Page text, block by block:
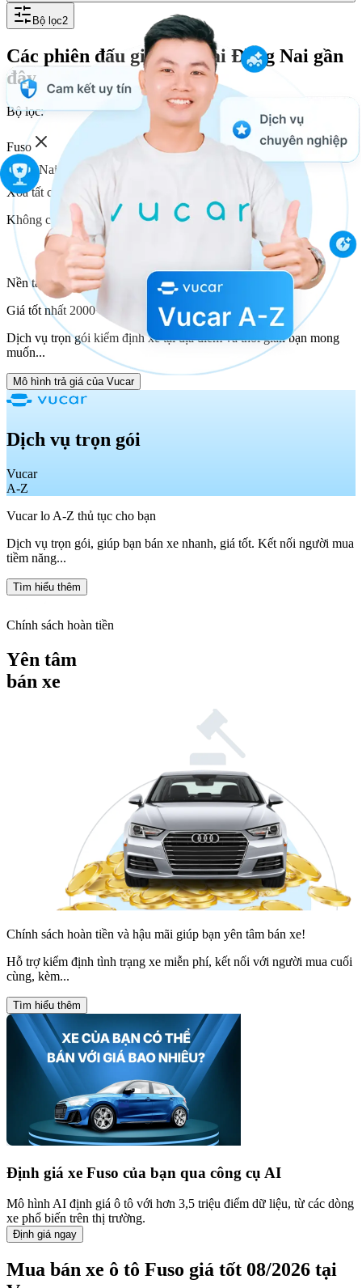
Bộ lọc2
Các phiên đấu giá Fuso tại Đồng Nai gần
đây
Bộ lọc:
Fuso
Đồng Nai
Xóa tất cả
Không có xe bạn đang tìm kiếm.
Nền tảng kết nối bán xe 2000+ người mua của Vucar
Giá tốt nhất 2000+ người mua cạnh tranh trả giá
Dịch vụ trọn gói kiểm định xe tại địa điểm và thời gian bạn mong
muốn...
Mô hình trả giá của Vucar
Dịch vụ trọn gói
Vucar
A-Z
Vucar lo A-Z thủ tục cho bạn
Dịch vụ trọn gói, giúp bạn bán xe nhanh, giá tốt. Kết nối người mua
tiềm năng...
Tìm hiểu thêm
Chính sách hoàn tiền
Yên tâm
bán xe
Chính sách hoàn tiền và hậu mãi giúp bạn yên tâm bán xe!
Hỗ trợ kiểm định tình trạng xe miễn phí, kết nối với người mua cuối
cùng, kèm...
Tìm hiểu thêm
Định giá xe Fuso của bạn qua công cụ AI
Mô hình AI định giá ô tô với hơn 3,5 triệu điểm dữ liệu, từ các dòng
xe phổ biến trên thị trường.
Định giá ngay
Mua bán xe ô tô Fuso giá tốt 08/2026 tại